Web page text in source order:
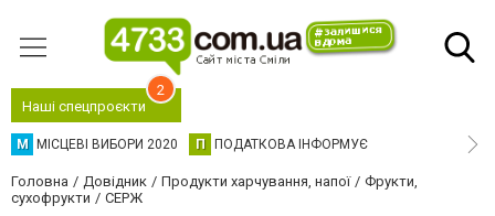
Наші спецпроєкти
2
М МІСЦЕВІ ВИБОРИ 2020 П ПОДАТКОВА ІНФОРМУЄ
Головна Довідник Продукти харчування, напої
Фрукти,
сухофрукти
СЕРЖ